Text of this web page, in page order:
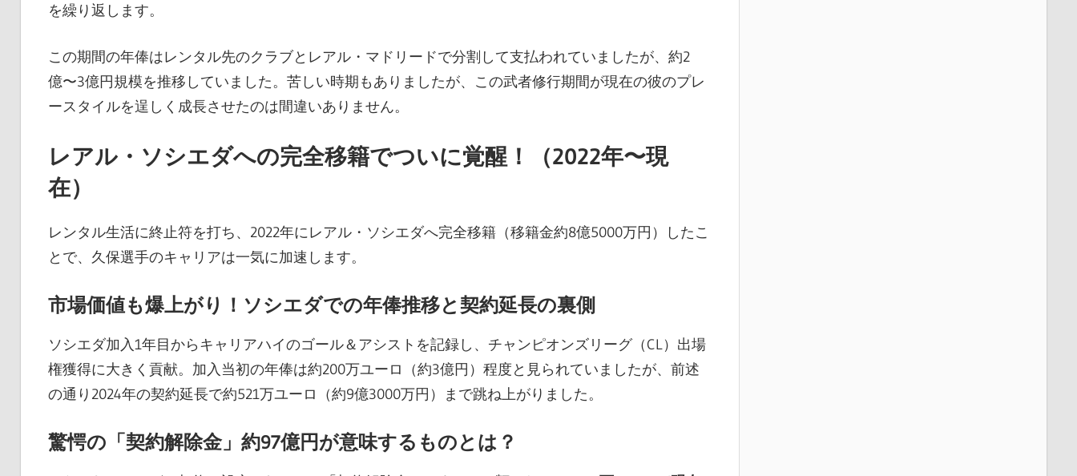
を繰り返します。
この期間の年俸はレンタル先のクラブとレアル・マドリードで分割して支払われていましたが、約2
億〜3億円規模を推移していました。苦しい時期もありましたが、この武者修行期間が現在の彼のプレ
ースタイルを逞しく成長させたのは間違いありません。
レアル・ソシエダへの完全移籍でついに覚醒！（2022年〜現
在）
レンタル生活に終止符を打ち、2022年にレアル・ソシエダへ完全移籍（移籍金約8億5000万円）したこ
とで、久保選手のキャリアは一気に加速します。
市場価値も爆上がり！ソシエダでの年俸推移と契約延長の裏側
ソシエダ加入1年目からキャリアハイのゴール＆アシストを記録し、チャンピオンズリーグ（CL）出場
権獲得に大きく貢献。加入当初の年俸は約200万ユーロ（約3億円）程度と見られていましたが、前述
の通り2024年の契約延長で約521万ユーロ（約9億3000万円）まで跳ね上がりました。
驚愕の「契約解除金」約97億円が意味するものとは？